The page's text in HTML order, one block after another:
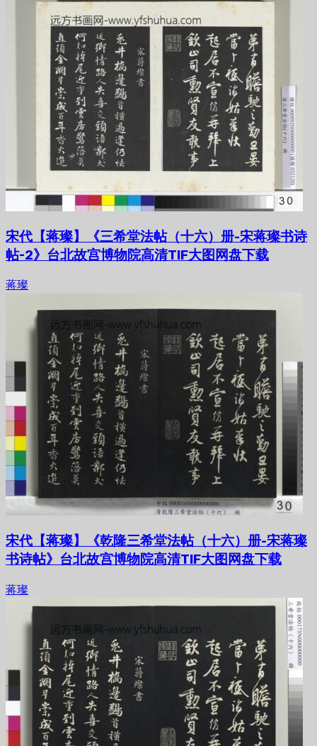
宋代【蒋璨】《三希堂法帖（十六）册-宋蒋璨书诗
帖-2》台北故宫博物院高清TIF大图网盘下载
蒋璨
宋代【蒋璨】《乾隆三希堂法帖（十六）册-宋蒋璨
书诗帖》台北故宫博物院高清TIF大图网盘下载
蒋璨